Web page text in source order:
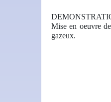
Mise en oeuvre
gazeux.